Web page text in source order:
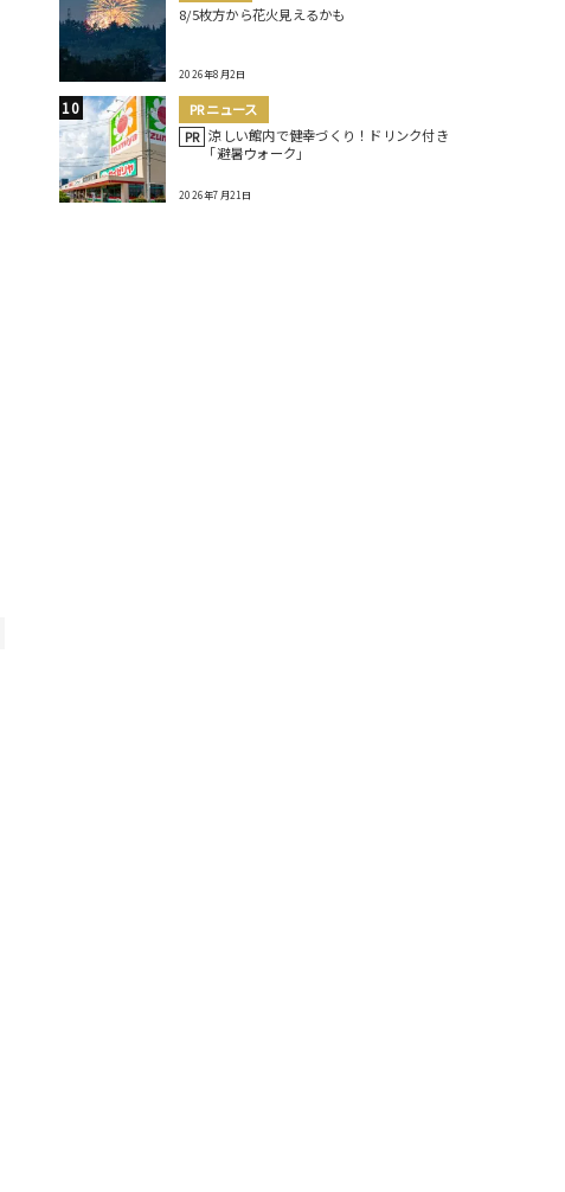
8/5枚方から花火見えるかも
2026年8月2日
PRニュース
PR 涼しい館内で健幸づくり！ドリンク付き
｢避暑ウォーク｣
2026年7月21日